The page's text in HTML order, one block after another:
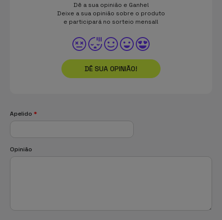
Dê a sua opinião e Ganhe!
Deixe a sua opinião sobre o produto
e participará no sorteio mensal!
DÊ SUA OPINIÃO!
Apelido *
Opinião